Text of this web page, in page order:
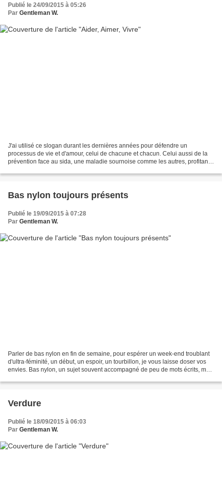
Publié le 24/09/2015 à 05:26
Par Gentleman W.
J'ai utilisé ce slogan durant les dernières années pour défendre un
processus de vie et d'amour, celui de chacune et chacun. Celui aussi de la
prévention face au sida, une maladie sournoise comme les autres, profitant
Bas nylon toujours présents
Publié le 19/09/2015 à 07:28
Par Gentleman W.
Parler de bas nylon en fin de semaine, pour espérer un week-end troublant
d'ultra-féminité, un début, un espoir, un tourbillon, je vous laisse doser vos
envies. Bas nylon, un sujet souvent accompagné de peu de mots écrits, mais
Verdure
Publié le 18/09/2015 à 06:03
Par Gentleman W.